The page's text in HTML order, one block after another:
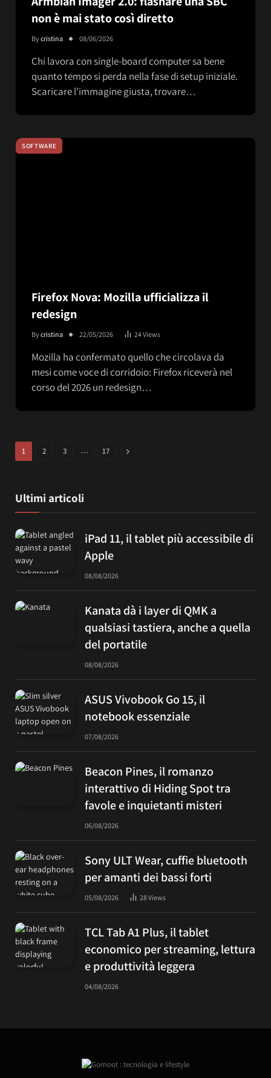
non è mai stato così diretto
Bycristina 08/06/2026
Chi lavora con single-board computer sa bene
quanto tempo si perda nella fase di setup iniziale.
Scaricare l’immagine giusta, trovare…
SOFTWARE
Firefox Nova: Mozilla ufficializza il
redesign
Bycristina 22/05/2026 24Views
Mozilla ha confermato quello che circolava da
mesi come voce di corridoio: Firefox riceverà nel
corso del 2026 un redesign…
1 2 3 … 17 Next
Ultimi articoli
iPad 11, il tablet più accessibile di
Apple
08/08/2026
Kanata dà i layer di QMK a
qualsiasi tastiera, anche a quella
del portatile
08/08/2026
ASUS Vivobook Go 15, il
notebook essenziale
07/08/2026
Beacon Pines, il romanzo
interattivo di Hiding Spot tra
favole e inquietanti misteri
06/08/2026
Sony ULT Wear, cuffie bluetooth
per amanti dei bassi forti
05/08/2026 28Views
TCL Tab A1 Plus, il tablet
economico per streaming, lettura
e produttività leggera
04/08/2026